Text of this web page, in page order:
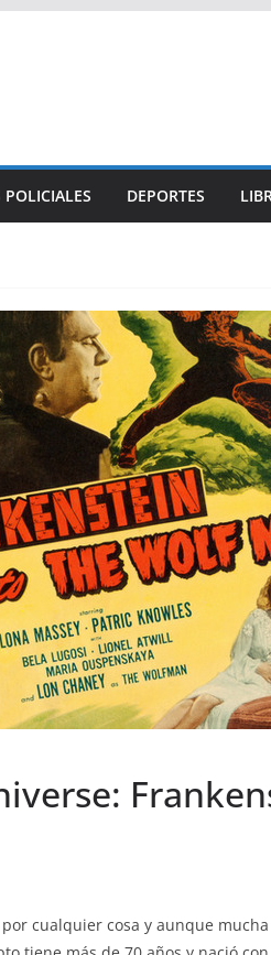
POLICIALES DEPORTES
cualquier cosa y aunque